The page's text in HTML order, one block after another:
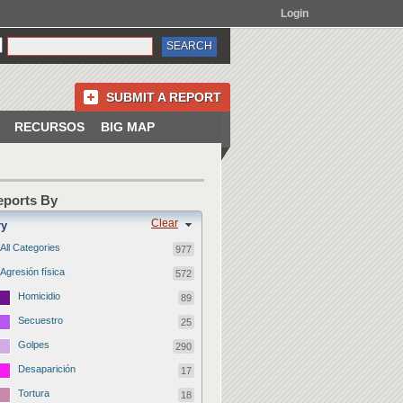
Login
SUBMIT A REPORT
RECURSOS BIG MAP
By
Clear
All Categories 977
Agresión física 572
Homicidio 89
Secuestro 25
Golpes 290
Desaparición 17
Tortura 18